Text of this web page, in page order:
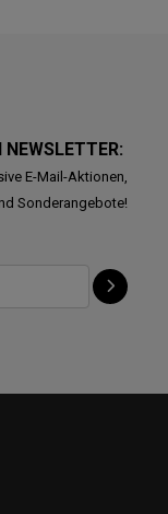
NEWSLETTER:
E-Mail-Aktionen,
Sonderangebote!